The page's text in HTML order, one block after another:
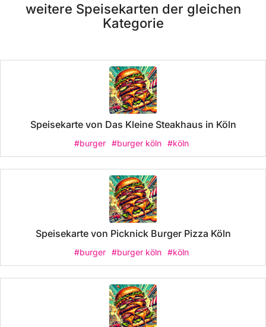
weitere Speisekarten der gleichen
Kategorie
Speisekarte von Das Kleine Steakhaus in Köln
#burger #burger köln #köln
Speisekarte von Picknick Burger Pizza Köln
#burger #burger köln #köln